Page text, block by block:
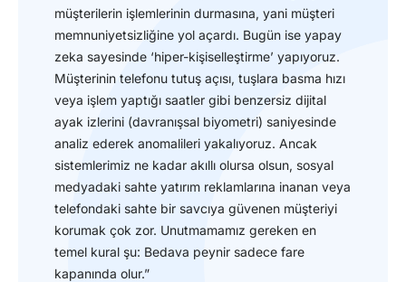
müşterilerin işlemlerinin durmasına, yani müşteri
memnuniyetsizliğine yol açardı. Bugün ise yapay
zeka sayesinde ‘hiper-kişiselleştirme’ yapıyoruz.
Müşterinin telefonu tutuş açısı, tuşlara basma hızı
veya işlem yaptığı saatler gibi benzersiz dijital
ayak izlerini (davranışsal biyometri) saniyesinde
analiz ederek anomalileri yakalıyoruz. Ancak
sistemlerimiz ne kadar akıllı olursa olsun, sosyal
medyadaki sahte yatırım reklamlarına inanan veya
telefondaki sahte bir savcıya güvenen müşteriyi
korumak çok zor. Unutmamamız gereken en
temel kural şu: Bedava peynir sadece fare
kapanında olur.”